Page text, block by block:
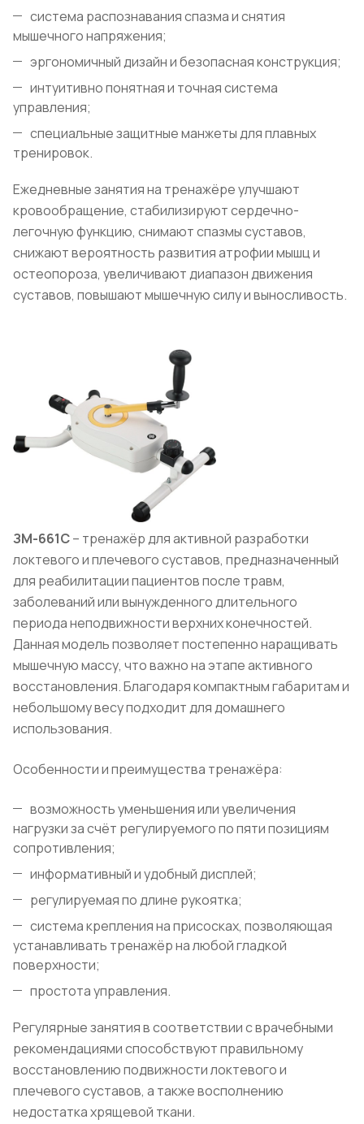
система распознавания спазма и снятия
мышечного напряжения;
эргономичный дизайн и безопасная конструкция;
интуитивно понятная и точная система
управления;
специальные защитные манжеты для плавных
тренировок.
Ежедневные занятия на тренажёре улучшают
кровообращение, стабилизируют сердечно-
легочную функцию, снимают спазмы суставов,
снижают вероятность развития атрофии мышц и
остеопороза, увеличивают диапазон движения
суставов, повышают мышечную силу и выносливость.
ЗМ-661C– тренажёр для активной разработки
локтевого и плечевого суставов, предназначенный
для реабилитации пациентов после травм,
заболеваний или вынужденного длительного
периода неподвижности верхних конечностей.
Данная модель позволяет постепенно наращивать
мышечную массу, что важно на этапе активного
восстановления. Благодаря компактным габаритам и
небольшому весу подходит для домашнего
использования.
Особенности и преимущества тренажёра:
возможность уменьшения или увеличения
нагрузки за счёт регулируемого по пяти позициям
сопротивления;
информативный и удобный дисплей;
регулируемая по длине рукоятка;
система крепления на присосках, позволяющая
устанавливать тренажёр на любой гладкой
поверхности;
простота управления.
Регулярные занятия в соответствии с врачебными
рекомендациями способствуют правильному
восстановлению подвижности локтевого и
плечевого суставов, а также восполнению
недостатка хрящевой ткани.